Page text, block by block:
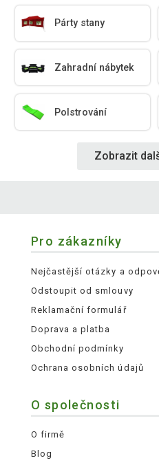
Párty stany
Zahradní nábytek
Polstrování
Zobrazit
Pro zákazníky
Nejčastější otázky a
Odstoupit od smlouvy
Reklamační formulář
Doprava a platba
Obchodní podmínky
Ochrana osobních údajů
O společnosti
O firmě
Blog